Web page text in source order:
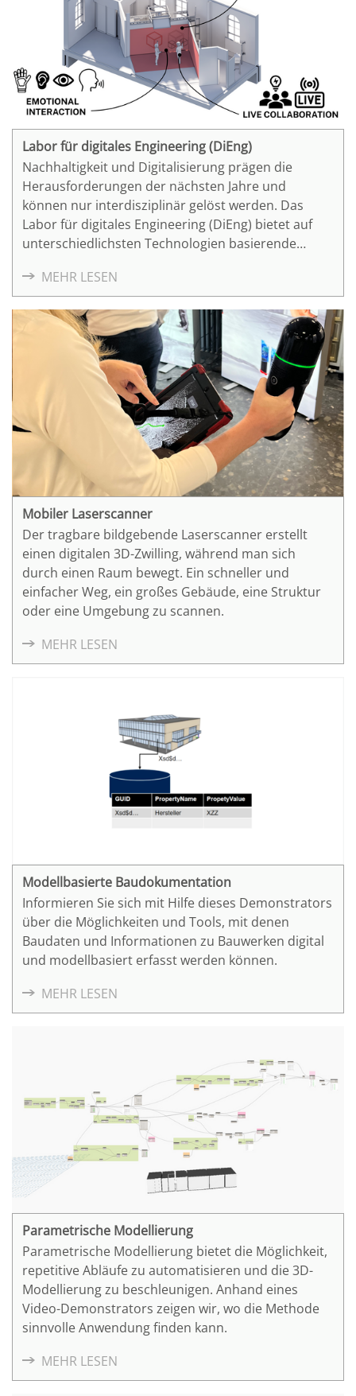
Labor für digitales Engineering (DiEng)
Nachhaltigkeit und Digitalisierung prägen die
Herausforderungen der nächsten Jahre und
können nur interdisziplinär gelöst werden. Das
Labor für digitales Engineering (DiEng) bietet auf
unterschiedlichsten Technologien basierende
Lösungsansätze entwickeln, validieren und
implementieren zu können.
MEHR LESEN
Mobiler Laserscanner
Der tragbare bildgebende Laserscanner erstellt
einen digitalen 3D-Zwilling, während man sich
durch einen Raum bewegt. Ein schneller und
einfacher Weg, ein großes Gebäude, eine Struktur
oder eine Umgebung zu scannen.
MEHR LESEN
Modellbasierte Baudokumentation
Informieren Sie sich mit Hilfe dieses Demonstrators
über die Möglichkeiten und Tools, mit denen
Baudaten und Informationen zu Bauwerken digital
und modellbasiert erfasst werden können.
MEHR LESEN
Parametrische Modellierung
Parametrische Modellierung bietet die Möglichkeit,
repetitive Abläufe zu automatisieren und die 3D-
Modellierung zu beschleunigen. Anhand eines
Video-Demonstrators zeigen wir, wo die Methode
sinnvolle Anwendung finden kann.
MEHR LESEN